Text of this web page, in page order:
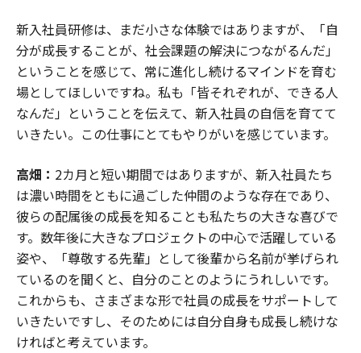
新入社員研修は、まだ小さな体験ではありますが、「自
分が成長することが、社会課題の解決につながるんだ」
ということを感じて、常に進化し続けるマインドを育む
場としてほしいですね。私も「皆それぞれが、できる人
なんだ」ということを伝えて、新入社員の自信を育てて
いきたい。この仕事にとてもやりがいを感じています。
高畑： 2カ月と短い期間ではありますが、新入社員たち
は濃い時間をともに過ごした仲間のような存在であり、
彼らの配属後の成長を知ることも私たちの大きな喜びで
す。数年後に大きなプロジェクトの中心で活躍している
姿や、「尊敬する先輩」として後輩から名前が挙げられ
ているのを聞くと、自分のことのようにうれしいです。
これからも、さまざまな形で社員の成長をサポートして
いきたいですし、そのためには自分自身も成長し続けな
ければと考えています。